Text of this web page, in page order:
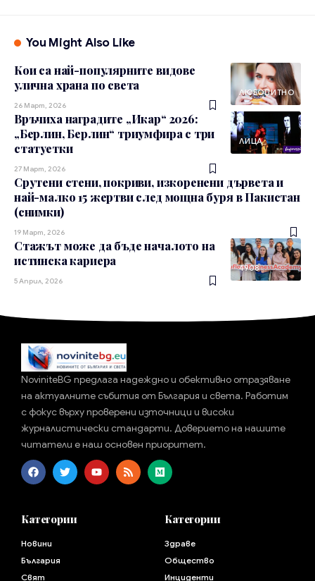
You Might Also Like
ЛЮБОПИТНО
Кои са най-популярните видове
улична храна по света
26 Март, 2026
ЛИЦА
Връчиха наградите „Икар“ 2026:
„Берлин, Берлин“ триумфира с три
статуетки
27 Март, 2026
Срутени стени, покриви, изкоренени дървета и
най-малко 15 жертви след мощна буря в Пакистан
(снимки)
19 Март, 2026
4908
Стажът може да бъде началото на
истинска кариера
5 Април, 2026
NoviniteBG предлага надеждно и обективно отразяване
на актуалните събития от България и света. Работим
с фокус върху проверени източници и високи
журналистически стандарти. Доверието на нашите
читатели е наш основен приоритет.
Категории
Новини
България
Свят
Категории
Здраве
Общество
Инциденти